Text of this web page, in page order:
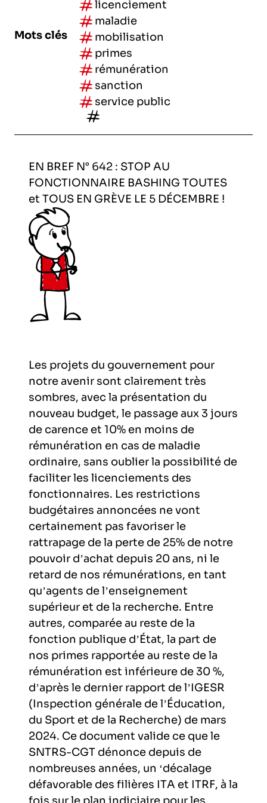
l’exploitation de la mer
Mots clés
licenciement
maladie
mobilisation
primes
rémunération
sanction
service public
EN BREF N° 642 : STOP AU
FONCTIONNAIRE BASHING TOUTES
et TOUS EN GRÈVE LE 5 DÉCEMBRE !
Les projets du gouvernement pour
notre avenir sont clairement très
sombres, avec la présentation du
nouveau budget, le passage aux 3 jours
de carence et 10% en moins de
rémunération en cas de maladie
ordinaire, sans oublier la possibilité de
faciliter les licenciements des
fonctionnaires. Les restrictions
budgétaires annoncées ne vont
certainement pas favoriser le
rattrapage de la perte de 25% de notre
pouvoir d’achat depuis 20 ans, ni le
retard de nos rémunérations, en tant
qu’agents de l’enseignement
supérieur et de la recherche. Entre
autres, comparée au reste de la
fonction publique d’État, la part de
nos primes rapportée au reste de la
rémunération est inférieure de 30 %,
d’après le dernier rapport de l’IGESR
(Inspection générale de l’Éducation,
du Sport et de la Recherche) de mars
2024. Ce document valide ce que le
SNTRS-CGT dénonce depuis de
nombreuses années, un ‘décalage
défavorable des filières ITA et ITRF, à la